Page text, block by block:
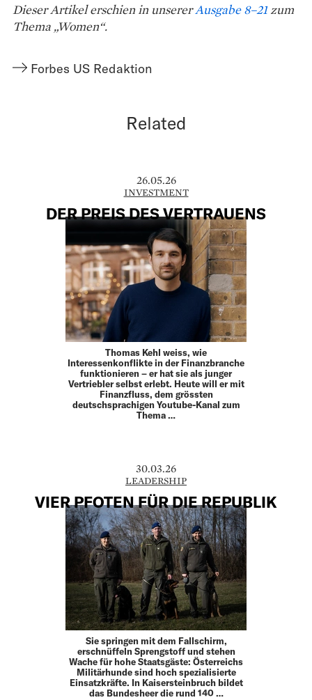
Dieser Artikel erschien in unsererAusgabe 8–21zum
Thema „Women“.
Forbes US Redaktion
Related
26.05.26
INVESTMENT
DER PREIS DES VERTRAUENS
Thomas Kehl weiss, wie
Interessenkonflikte in der Finanzbranche
funktionieren – er hat sie als junger
Vertriebler selbst erlebt. Heute will er mit
Finanzfluss, dem grössten
deutschsprachigen Youtube-Kanal zum
Thema …
30.03.26
LEADERSHIP
VIER PFOTEN FÜR DIE REPUBLIK
Sie springen mit dem Fallschirm,
erschnüffeln Sprengstoff und stehen
Wache für hohe Staatsgäste: Österreichs
Militär­hunde sind hoch spezialisierte
Einsatzkräfte. In Kaisersteinbruch bildet
das Bundesheer die rund 140 …